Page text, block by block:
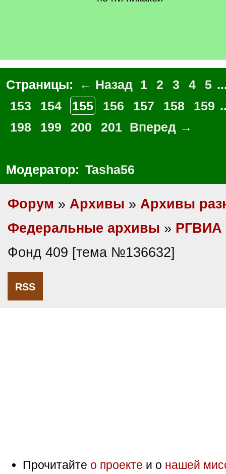
Страницы: ← Назад 1 2 3 4 5
153
154 155 156 157 158 159
198
199 200 201 Вперед →
Модератор: Tasha56
Форум » Архивы » Архивы
Федеральные архивы » РГВИА
Фонд 409 [тема №136632]
RSS
Прочитайте о проекте и о нашей